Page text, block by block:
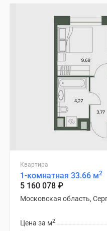
Квартира
1-комнатная 33.66 м2
5 160 078 ₽
Московская область,
Цена за м2